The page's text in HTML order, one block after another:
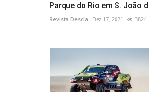
Parque do Rio em S. João
Revista Descla Dez 17, 2021 3824